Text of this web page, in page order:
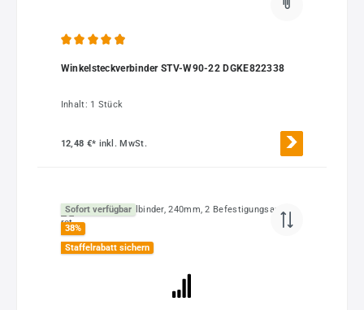
Winkelsteckverbinder STV-W90-22 DGKE822338
Inhalt: 1 Stück
12,48 €* inkl. MwSt.
Sofort verfügbar
38%
Staffelrabatt sichern